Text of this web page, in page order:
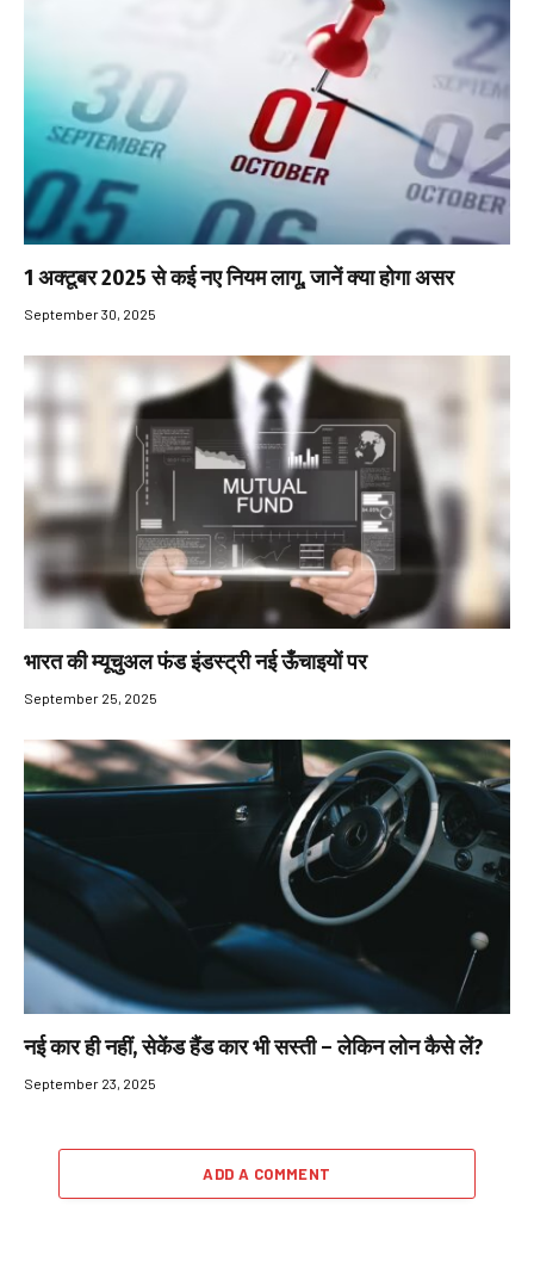
1 अक्टूबर 2025 से कई नए नियम लागू, जानें क्या होगा असर
September 30, 2025
भारत की म्यूचुअल फंड इंडस्ट्री नई ऊँचाइयों पर
September 25, 2025
नई कार ही नहीं, सेकेंड हैंड कार भी सस्ती – लेकिन लोन कैसे लें?
September 23, 2025
ADD A COMMENT